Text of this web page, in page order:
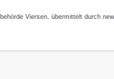
Viersen, übermittelt durch